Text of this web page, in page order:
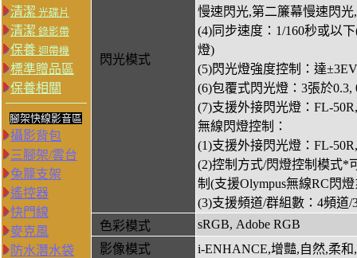
清潔 光碟片
清潔 錄影帶
保養 迴帶機
標準贈品區
保養相關
腳架快線影音區
攝影背包
三腳架/雲台
兔籠支架
遙控器
快門線
麥克風
防水潛水袋
閃光模式
慢速閃光,第二簾幕慢速閃光
(4)同步速度：1/160秒或以
燈)
(5)閃光燈強度控制：達
(6)包覆式閃光燈：3張於0.3,
(7)支援外接閃光燈：FL-
無線閃燈控制：
(1)支援外接閃光燈：FL-
(2)控制方式/閃燈控制模式*
制(支援Olympus無線
(3)支援頻道/群組數：4頻道/
色彩模式
sRGB, Adobe RGB
影像模式
i-ENHANCE,增豔,自然,柔